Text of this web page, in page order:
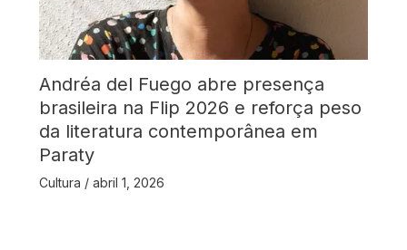
Andréa del Fuego abre presença
brasileira na Flip 2026 e reforça peso
da literatura contemporânea em
Paraty
Cultura / abril 1, 2026